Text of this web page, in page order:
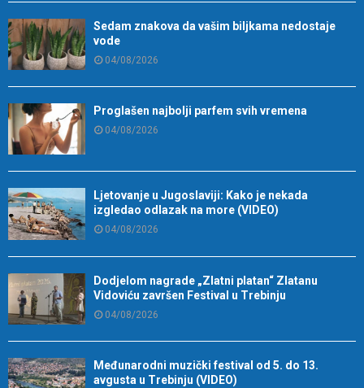
Sedam znakova da vašim biljkama nedostaje
vode
04/08/2026
Proglašen najbolji parfem svih vremena
04/08/2026
Ljetovanje u Jugoslaviji: Kako je nekada
izgledao odlazak na more (VIDEO)
04/08/2026
Dodjelom nagrade „Zlatni platan“ Zlatanu
Vidoviću završen Festival u Trebinju
04/08/2026
Međunarodni muzički festival od 5. do 13.
avgusta u Trebinju (VIDEO)